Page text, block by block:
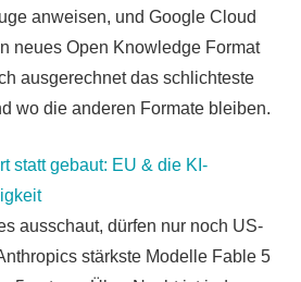
anweisen, und Google Cloud
neues Open Knowledge Format
ausgerechnet das schlichteste
wo die anderen Formate bleiben.
statt gebaut: EU & die KI-
ausschaut, dürfen nur noch US-
stärkste Modelle Fable 5